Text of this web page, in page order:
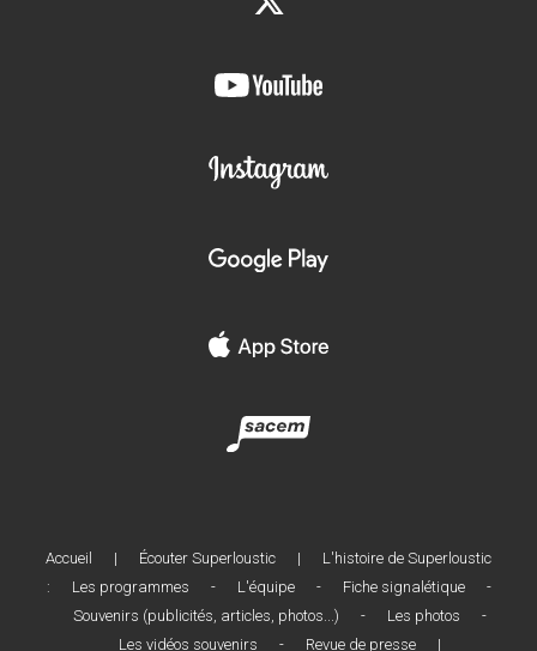
Accueil | Écouter Superloustic |
L'histoire de Superloustic
:
Les programmes - L'équipe - Fiche signalétique
-
Souvenirs (publicités, articles, photos...)
- Les photos
-
Les vidéos souvenirs
- Revue de presse
|